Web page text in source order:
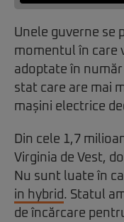
Unele guverne se
momentul în care
adoptate în
stat care are mai
mașini electrice
Din cele 1,7
Virginia de Vest,
Nu sunt luate în
in hybrid. Statul
de încărcare